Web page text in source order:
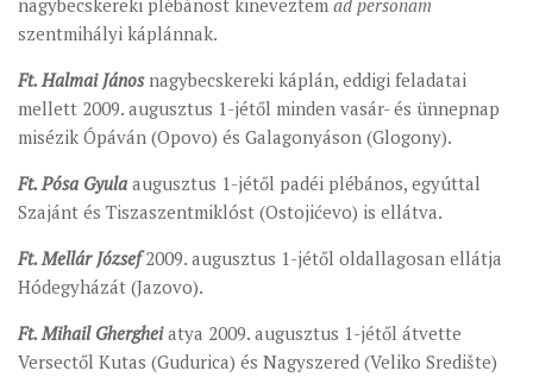
MEGKÖZELÍTÉSBEN
nagybecskereki plébánost kineveztem ad personam
szentmihályi káplánnak.
Ft. Halmai Jánosnagybecskereki káplán, eddigi feladatai
mellett 2009. augusztus 1-jétől minden vasár- és ünnepnap
misézik Ópáván (Opovo) és Galagonyáson (Glogony).
Ft. Pósa Gyula augusztus 1-jétől padéi plébános, egyúttal
Szajánt és Tiszaszentmiklóst (Ostojićevo) is ellátva.
Ft. Mellár József2009. augusztus 1-jétől oldallagosan ellátja
Hódegyházát (Jazovo).
Ft. Mihail Ghergheiatya 2009. augusztus 1-jétől átvette
Versectől Kutas (Gudurica) és Nagyszered (Veliko Središte)